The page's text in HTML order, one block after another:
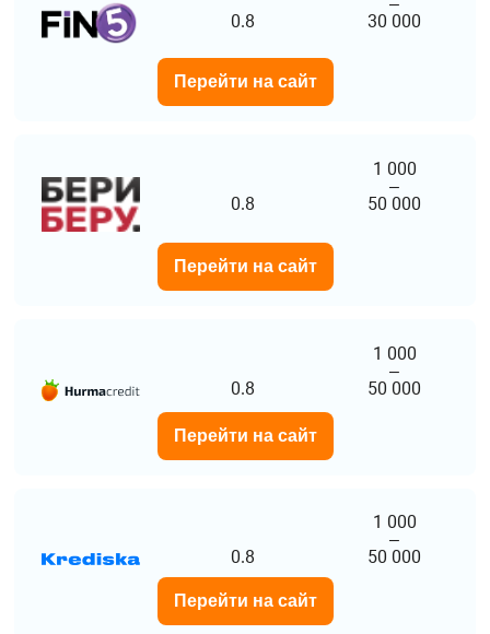
0.8
–
30 000
Перейти на сайт
0.8
1 000
–
50 000
Перейти на сайт
0.8
1 000
–
50 000
Перейти на сайт
0.8
1 000
–
50 000
Перейти на сайт